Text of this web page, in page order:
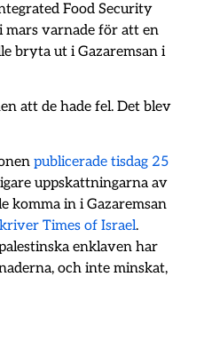
Food Security
mars varnade för att en
bryta ut i Gazaremsan i
att de hade fel. Det blev
publicerade tisdag 25
uppskattningarna av
komma in i Gazaremsan
Times of Israel.
enklaven har
och inte minskat,